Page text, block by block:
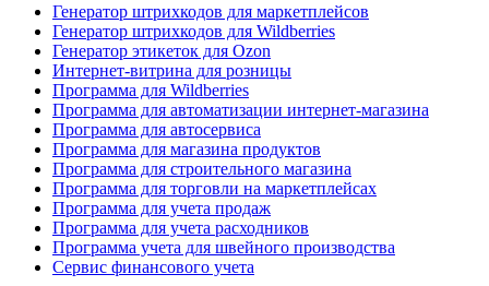
Генератор штрихкодов для маркетплейсов
Генератор штрихкодов для Wildberries
Генератор этикеток для Ozon
Интернет-витрина для розницы
Программа для Wildberries
Программа для автоматизации интернет-магазина
Программа для автосервиса
Программа для магазина продуктов
Программа для строительного магазина
Программа для торговли на маркетплейсах
Программа для учета продаж
Программа для учета расходников
Программа учета для швейного производства
Сервис финансового учета